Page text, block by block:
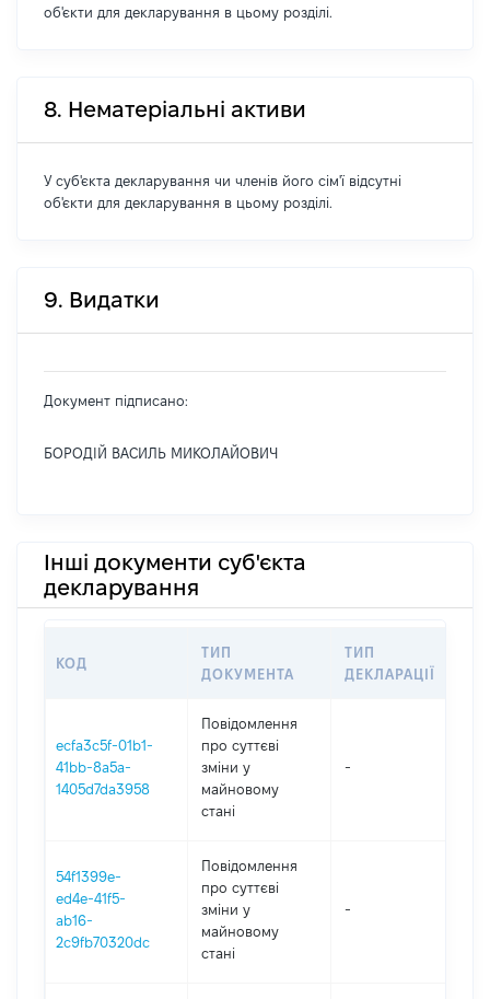
об'єкти для декларування в цьому розділі.
8. Нематеріальні активи
У суб'єкта декларування чи членів його сім'ї відсутні
об'єкти для декларування в цьому розділі.
9. Видатки
Документ підписано:
БОРОДІЙ ВАСИЛЬ МИКОЛАЙОВИЧ
Інші документи суб'єкта
декларування
КОД
ТИП
ДОКУМЕНТА
ТИП
ДЕКЛАРАЦІЇ
ecfa3c5f-01b1-
41bb-8a5a-
1405d7da3958
Повідомлення
про суттєві
зміни y
майновому
стані
-
54f1399e-
ed4e-41f5-
ab16-
2c9fb70320dc
Повідомлення
про суттєві
зміни y
майновому
стані
-